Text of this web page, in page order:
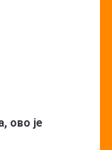
ово је